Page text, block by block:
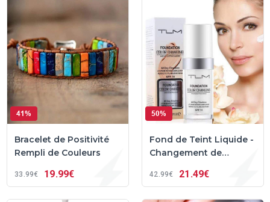
41%
Bracelet de Positivité
Rempli de Couleurs
33 99€ 19 99€
50%
Fond de Teint Liquide -
Changement de
42 99€ 21 49€